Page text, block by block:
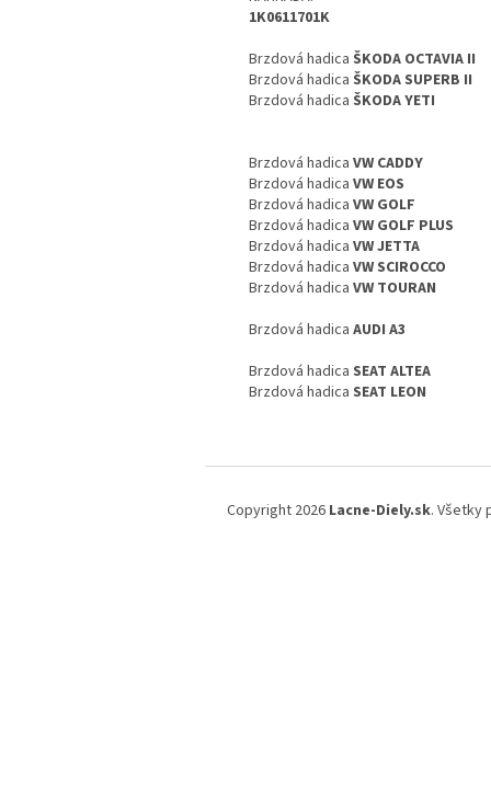
1K0611701K
Brzdová hadica ŠKODA OCTAVIA II
Brzdová hadica ŠKODA SUPERB II
Brzdová hadica ŠKODA YETI
Brzdová hadica VW CADDY
Brzdová hadica VW EOS
Brzdová hadica VW GOLF
Brzdová hadica VW GOLF PLUS
Brzdová hadica VW JETTA
Brzdová hadica VW SCIROCCO
Brzdová hadica VW TOURAN
Brzdová hadica AUDI A3
Brzdová hadica SEAT ALTEA
Brzdová hadica SEAT LEON
Copyright 2026 Lacne-Diely.sk. Všetky